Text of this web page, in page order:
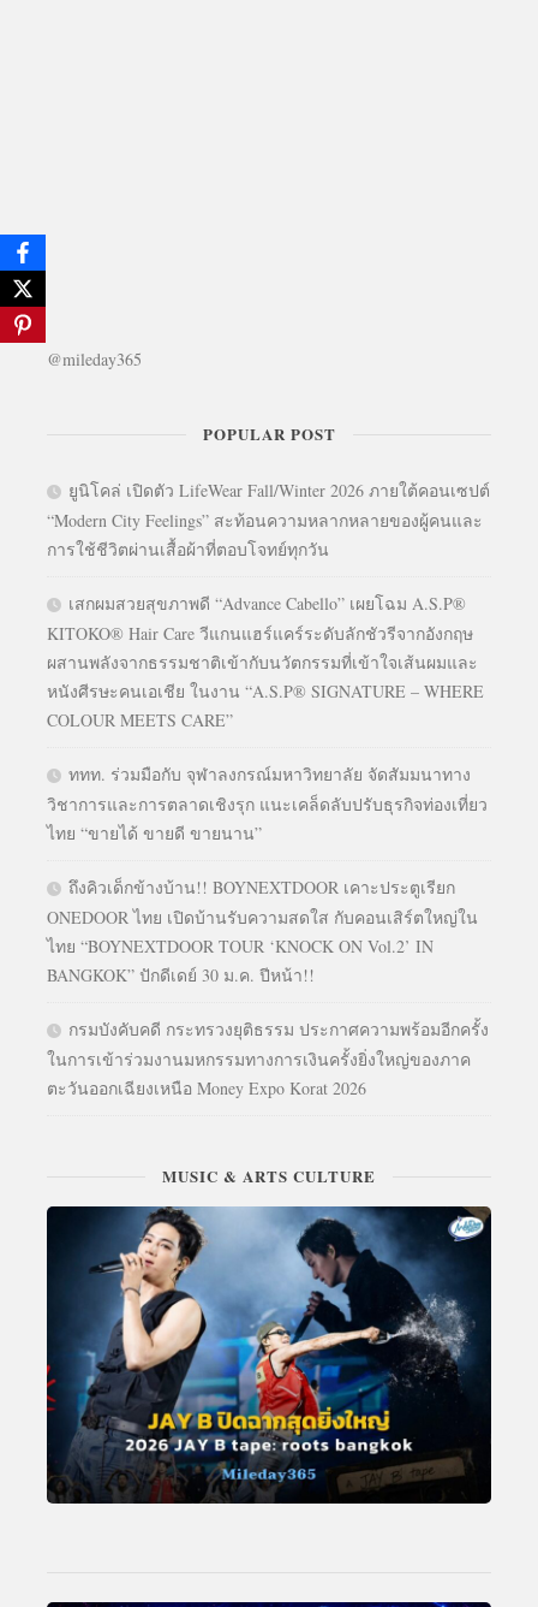
@mileday365
POPULAR POST
ยูนิโคล่ เปิดตัว LifeWear Fall/Winter 2026 ภายใต้คอนเซปต์
“Modern City Feelings” สะท้อนความหลากหลายของผู้คนและ
การใช้ชีวิตผ่านเสื้อผ้าที่ตอบโจทย์ทุกวัน
เสกผมสวยสุขภาพดี “Advance Cabello” เผยโฉม A.S.P®
KITOKO® Hair Care วีแกนแฮร์แคร์ระดับลักชัวรีจากอังกฤษ
ผสานพลังจากธรรมชาติเข้ากับนวัตกรรมที่เข้าใจเส้นผมและ
หนังศีรษะคนเอเชีย ในงาน “A.S.P® SIGNATURE – WHERE
COLOUR MEETS CARE”
ททท. ร่วมมือกับ จุฬาลงกรณ์มหาวิทยาลัย จัดสัมมนาทาง
วิชาการและการตลาดเชิงรุก แนะเคล็ดลับปรับธุรกิจท่องเที่ยว
ไทย “ขายได้ ขายดี ขายนาน”
ถึงคิวเด็กข้างบ้าน!! BOYNEXTDOOR เคาะประตูเรียก
ONEDOOR ไทย เปิดบ้านรับความสดใส กับคอนเสิร์ตใหญ่ใน
ไทย “BOYNEXTDOOR TOUR ‘KNOCK ON Vol.2’ IN
BANGKOK” ปักดีเดย์ 30 ม.ค. ปีหน้า!!
กรมบังคับคดี กระทรวงยุติธรรม ประกาศความพร้อมอีกครั้ง
ในการเข้าร่วมงานมหกรรมทางการเงินครั้งยิ่งใหญ่ของภาค
ตะวันออกเฉียงเหนือ Money Expo Korat 2026
MUSIC & ARTS CULTURE